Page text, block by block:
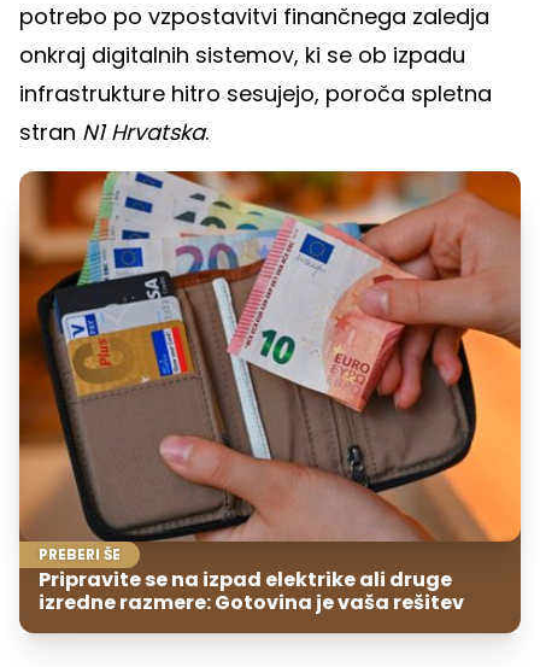
potrebo po vzpostavitvi finančnega zaledja
onkraj digitalnih sistemov, ki se ob izpadu
infrastrukture hitro sesujejo, poroča spletna
stran N1 Hrvatska.
PREBERI ŠE
Pripravite se na izpad elektrike ali druge
izredne razmere: Gotovina je vaša rešitev